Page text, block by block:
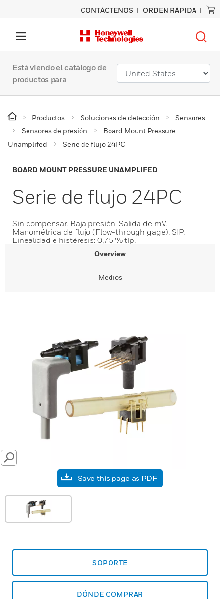
CONTÁCTENOS ORDEN RÁPIDA
Está viendo el catálogo de
productos para
Productos Soluciones de detección
Sensores
Sensores de presión
Board Mount Pressure
Unamplifed
Serie de flujo 24PC
BOARD MOUNT PRESSURE UNAMPLIFED
Serie de flujo 24PC
Sin compensar. Baja presión. Salida de mV.
Manométrica de flujo (Flow-through gage). SIP.
Linealidad e histéresis: 0,75 % típ.
Overview
Medios
SEARCH
Save this page as PDF
SOPORTE
DÓNDE COMPRAR